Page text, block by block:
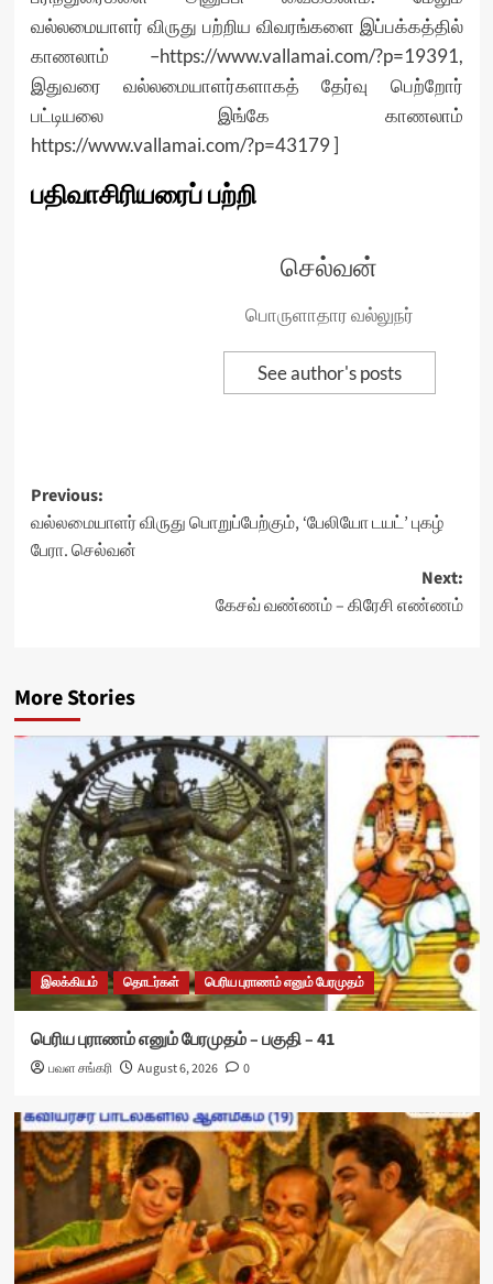
வல்லமையாளர் விருது பற்றிய விவரங்களை இப்பக்கத்தில்
காணலாம் –https://www.vallamai.com/?p=19391,
இதுவரை வல்லமையாளர்களாகத் தேர்வு பெற்றோர்
பட்டியலை இங்கே காணலாம்
https://www.vallamai.com/?p=43179 ]
பதிவாசிரியரைப் பற்றி
செல்வன்
பொருளாதார வல்லுநர்
See author's posts
Post
navigation
Previous:
வல்லமையாளர் விருது பொறுப்பேற்கும், ‘பேலியோ டயட்’ புகழ்
பேரா. செல்வன்
Next:
கேசவ் வண்ணம் – கிரேசி எண்ணம்
More Stories
இலக்கியம் தொடர்கள் பெரிய புராணம் எனும் பேரமுதம்
பெரிய புராணம் எனும் பேரமுதம் – பகுதி – 41
பவள சங்கரி August 6, 2026 0